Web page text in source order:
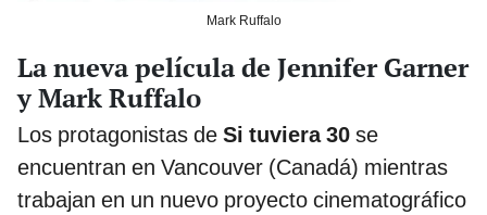
Mark Ruffalo
La nueva película de Jennifer Garner
y Mark Ruffalo
Los protagonistas de Si tuviera 30 se
encuentran en Vancouver (Canadá) mientras
trabajan en un nuevo proyecto cinematográfico